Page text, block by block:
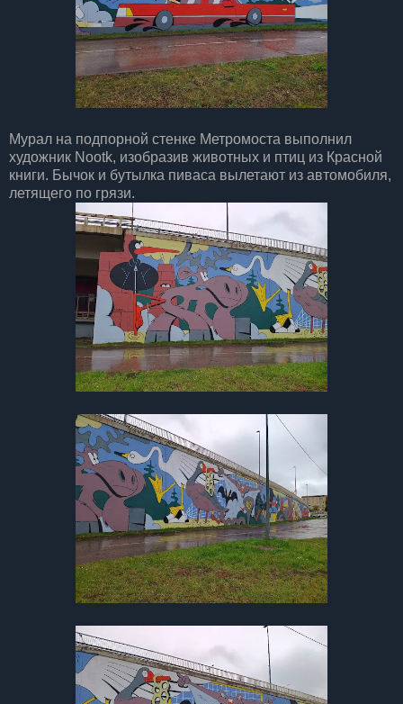
Мурал на подпорной стенке Метромоста выполнил
художник Nootk, изобразив животных и птиц из Красной
книги. Бычок и бутылка пиваса вылетают из автомобиля,
летящего по грязи.